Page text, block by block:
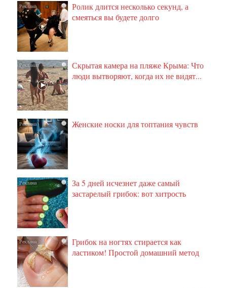
i
Ролик длится несколько секунд, а
смеяться вы будете долго
i
Скрытая камера на пляже Крыма: Что
люди вытворяют, когда их не видят...
i Женские носки для топтания чувств
i
За 5 дней исчезнет даже самый
застарелый грибок: вот хитрость
i
Грибок на ногтях стирается как
ластиком! Простой домашний метод